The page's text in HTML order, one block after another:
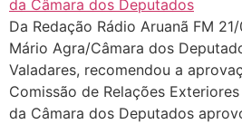
Da Redação Rádio Aruanã FM
Mário Agra/Câmara dos
Valadares, recomendou a
Comissão de Relações
da Câmara dos Deputados